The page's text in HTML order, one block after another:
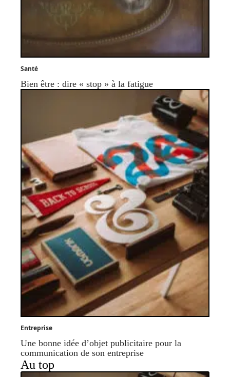
Santé
Bien être : dire « stop » à la fatigue
Entreprise
Une bonne idée d’objet publicitaire pour la
communication de son entreprise
Au top